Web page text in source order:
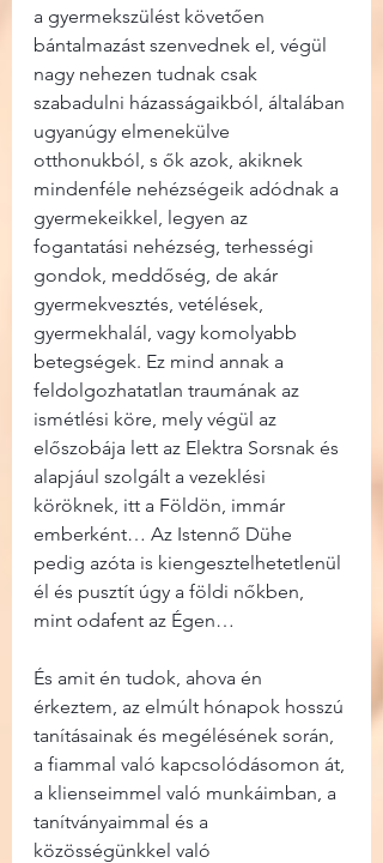
a gyermekszülést követően
bántalmazást szenvednek el, végül
nagy nehezen tudnak csak
szabadulni házasságaikból, általában
ugyanúgy elmenekülve
otthonukból, s ők azok, akiknek
mindenféle nehézségeik adódnak a
gyermekeikkel, legyen az
fogantatási nehézség, terhességi
gondok, meddőség, de akár
gyermekvesztés, vetélések,
gyermekhalál, vagy komolyabb
betegségek. Ez mind annak a
feldolgozhatatlan traumának az
ismétlési köre, mely végül az
előszobája lett az Elektra Sorsnak és
alapjául szolgált a vezeklési
köröknek, itt a Földön, immár
emberként… Az Istennő Dühe
pedig azóta is kiengesztelhetetlenül
él és pusztít úgy a földi nőkben,
mint odafent az Égen…
És amit én tudok, ahova én
érkeztem, az elmúlt hónapok hosszú
tanításainak és megélésének során,
a fiammal való kapcsolódásomon át,
a klienseimmel való munkáimban, a
tanítványaimmal és a
közösségünkkel való